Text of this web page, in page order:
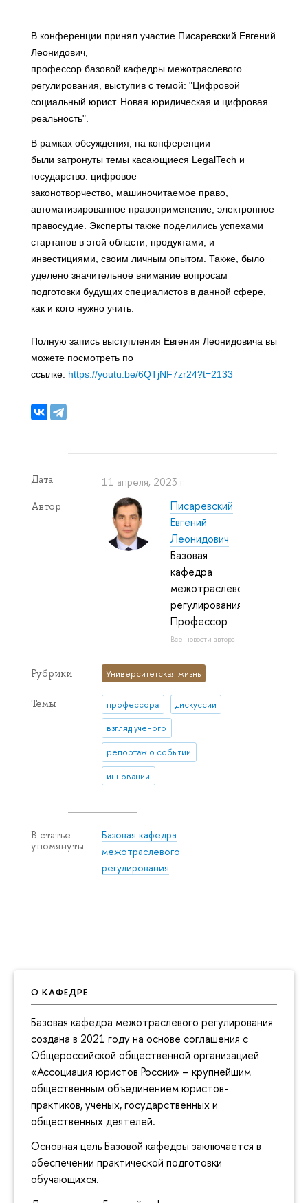
О КАФЕДРЕ
Базовая кафедра межотраслевого регулирования
создана в 2021 году на основе соглашения с
Общероссийской общественной организацией
«Ассоциация юристов России» – крупнейшим
общественным объединением юристов-
практиков, ученых, государственных и
общественных деятелей.
Основная цель Базовой кафедры заключается в
обеспечении практической подготовки
обучающихся.
В конференции принял участие Писаревский Евгений
Леонидович,
профессор базовой кафедры межотраслевого
регулирования, выступив с темой: "Цифровой
социальный юрист. Новая юридическая и цифровая
реальность".
В рамках обсуждения, на конференции
были затронуты темы касающиеся LegalTech и
государство: цифровое
законотворчество, машиночитаемое право,
автоматизированное правоприменение, электронное
правосудие. Эксперты также поделились успехами
стартапов в этой области, продуктами, и
инвестициями, своим личным опытом. Также, было
уделено значительное внимание вопросам
подготовки будущих специалистов в данной сфере,
как и кого нужно учить.
Полную запись выступления Евгения Леонидовича вы
можете посмотреть по
ссылке: https://youtu.be/6QTjNF7zr24?t=2133
Дата 11 апреля, 2023 г.
Автор
Писаревский
Евгений
Леонидович
Базовая
кафедра
межотраслевого
регулирования:
Профессор
Все новости автора
Рубрики Университетская жизнь
Темы профессора дискуссии
взгляд ученого
репортаж о событии
инновации
В статье
упомянуты
Базовая кафедра
межотраслевого
регулирования